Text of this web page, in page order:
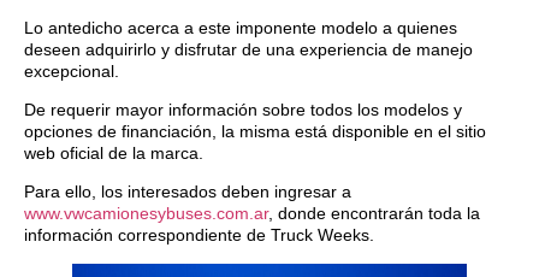
Lo antedicho acerca a este imponente modelo a quienes
deseen adquirirlo y disfrutar de una experiencia de manejo
excepcional.
De requerir mayor información sobre todos los modelos y
opciones de financiación, la misma está disponible en el sitio
web oficial de la marca.
Para ello, los interesados deben ingresar a
www.vwcamionesybuses.com.ar, donde encontrarán toda la
información correspondiente de Truck Weeks.